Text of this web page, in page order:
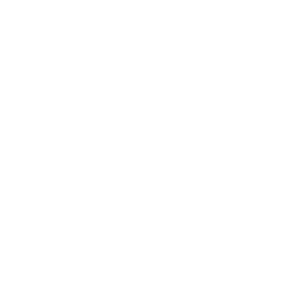
A feliratkozással elfogadja az